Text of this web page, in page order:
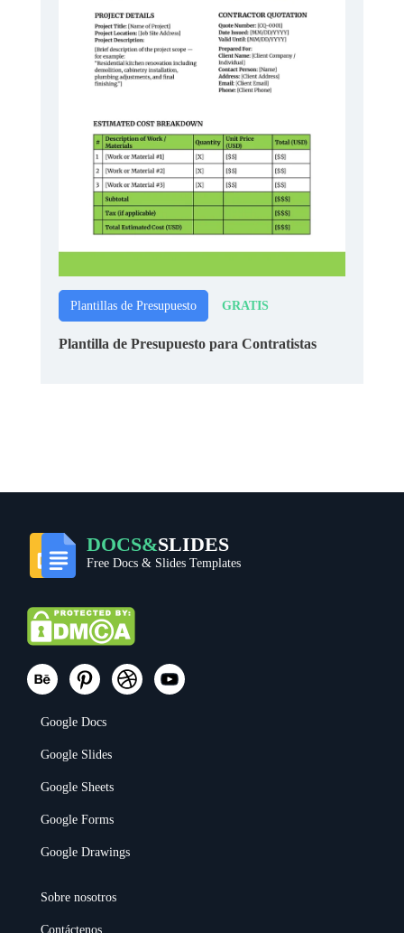
Plantillas de Presupuesto GRATIS
Plantilla de Presupuesto para Contratistas
DOCS&SLIDES
Free Docs & Slides Templates
Google Docs
Google Slides
Google Sheets
Google Forms
Google Drawings
Sobre nosotros
Contáctenos